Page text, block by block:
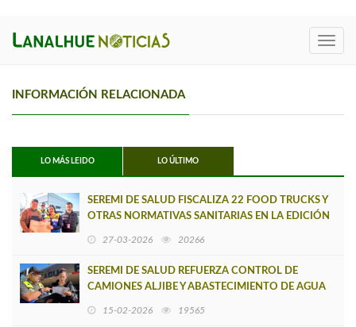
INFORMACIÓN RELACIONADA
LO MÁS LEIDO LO ÚLTIMO
SEREMI DE SALUD FISCALIZA 22 FOOD TRUCKS Y
OTRAS NORMATIVAS SANITARIAS EN LA EDICIÓN
27-03-2026 20266
SEREMI DE SALUD REFUERZA CONTROL DE
CAMIONES ALJIBE Y ABASTECIMIENTO DE AGUA
15-02-2026 19565